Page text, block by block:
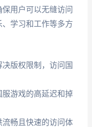
用户可以无缝访问
学习和工作等多方
版权限制，访问国
游戏的高延迟和掉
畅且快速的访问体